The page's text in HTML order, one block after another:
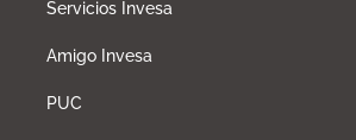
Servicios Invesa
Amigo Invesa
PUC